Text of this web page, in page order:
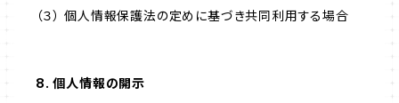
（３） 個人情報保護法の定めに基づき共同利用する場合
8. 個人情報の開示